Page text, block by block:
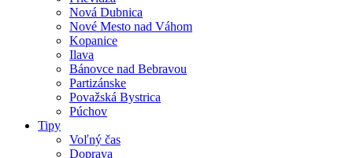
Nová Dubnica
Nové Mesto nad Váhom
Kopanice
Ilava
Bánovce nad Bebravou
Partizánske
Považská Bystrica
Púchov
Tipy
Voľný čas
Doprava